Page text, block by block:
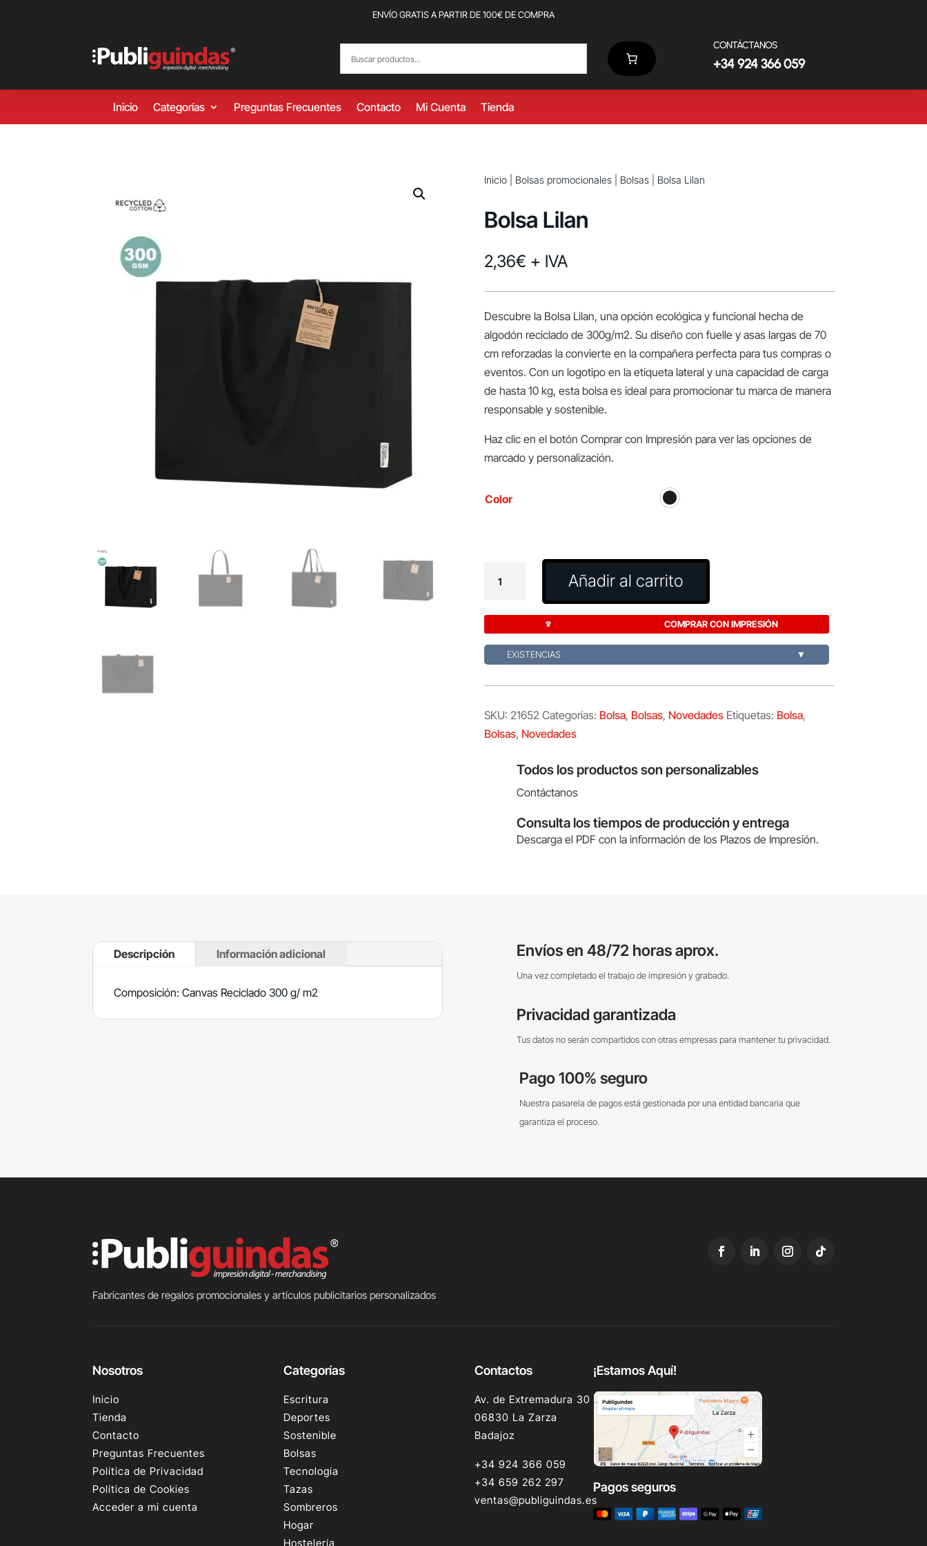
ENVÍO GRATIS A PARTIR DE 100€ DE COMPRA
CONTÁCTANOS
+34 924 366 059
Inicio Categorías Preguntas Frecuentes Contacto Mi Cuenta Tienda
Inicio| Bolsas promocionales| Bolsas| Bolsa Lilan
Bolsa Lilan
2,36€ + IVA
Descubre la Bolsa Lilan, una opción ecológica y funcional hecha de
algodón reciclado de 300g/m2. Su diseño con fuelle y asas largas de 70
cm reforzadas la convierte en la compañera perfecta para tus compras o
eventos. Con un logotipo en la etiqueta lateral y una capacidad de carga
de hasta 10 kg, esta bolsa es ideal para promocionar tu marca de manera
responsable y sostenible.
Haz clic en el botón Comprar con Impresión para ver las opciones de
marcado y personalización.
Color
Lilan
Añadir al carrito
COMPRAR CON IMPRESIÓN
EXISTENCIAS ▼
SKU: 21652 Categorías: Bolsa, Bolsas, Novedades Etiquetas: Bolsa,
Bolsas, Novedades
Todos los productos son personalizables
Contáctanos
Consulta los tiempos de producción y entrega
Descarga el PDF con la información de los Plazos de Impresión.
Descripción Información adicional
Composición: Canvas Reciclado 300 g/ m2
Envíos en 48/72 horas aprox.
Una vez completado el trabajo de impresión y grabado.
Privacidad garantizada
Tus datos no serán compartidos con otras empresas para mantener tu privacidad.
Pago 100% seguro
Nuestra pasarela de pagos está gestionada por una entidad bancaria que
garantiza el proceso.
Fabricantes de regalos promocionales y artículos publicitarios personalizados
Nosotros
Inicio
Tienda
Contacto
Preguntas Frecuentes
Política de Privacidad
Política de Cookies
Acceder a mi cuenta
Categorías
Escritura
Deportes
Sostenible
Bolsas
Tecnología
Tazas
Sombreros
Hogar
Hostelería
Contactos
Av. de Extremadura 30
06830 La Zarza
Badajoz
+34 924 366 059
+34 659 262 297
ventas@publiguindas.es
¡Estamos Aquí!
Pagos seguros